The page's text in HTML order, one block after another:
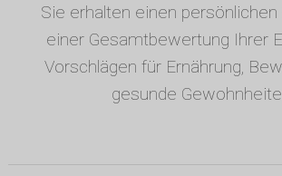
Sie erhalten einen
einer Gesamtbewertung Ihrer
Vorschlägen für Ernährung,
gesunde